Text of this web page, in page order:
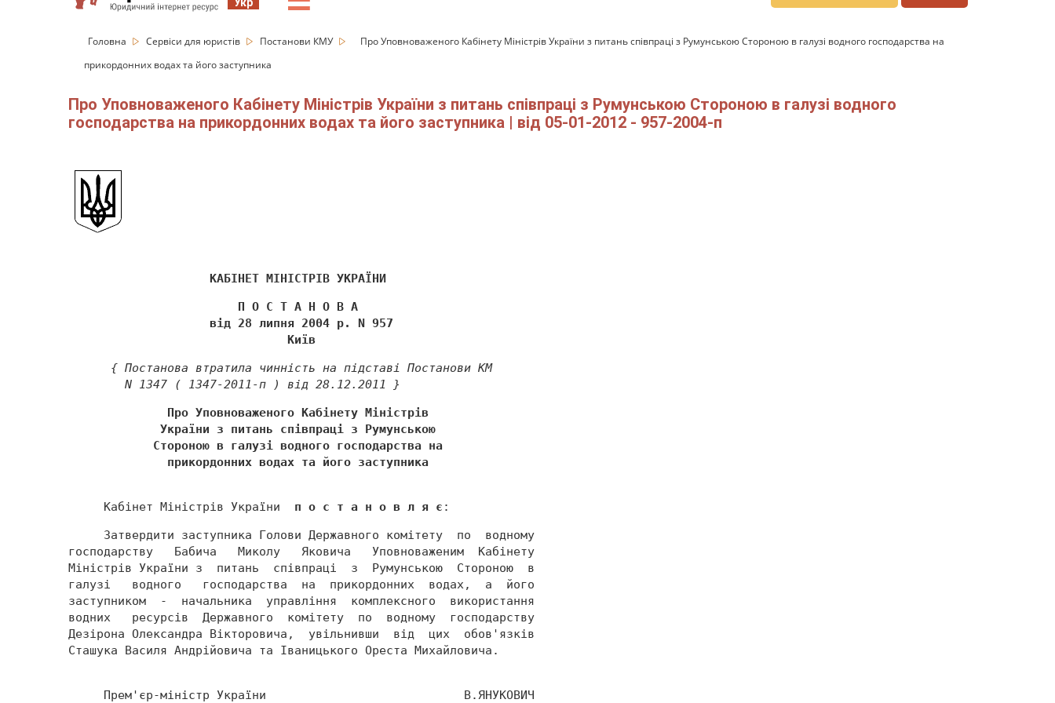
Головна Сервіси для юристів Постанови КМУ
Про Уповноваженого Кабінету Міністрів України з питань співпраці з Румунською Стороною в галузі водного господарства на
прикордонних водах та його заступника
Про Уповноваженого Кабінету Міністрів України з питань співпраці з Румунською Стороною в галузі водного
господарства на прикордонних водах та його заступника | від 05-01-2012 - 957-2004-п
                    КАБІНЕТ МІНІСТРІВ УКРАЇНИ
                        П О С Т А Н О В А
                    від 28 липня 2004 р. N 957
                               Київ
      { Постанова втратила чинність на підставі Постанови КМ
        N 1347 ( 1347-2011-п ) від 28.12.2011 }
              Про Уповноваженого Кабінету Міністрів
             України з питань співпраці з Румунською
            Стороною в галузі водного господарства на
              прикордонних водах та його заступника
     Кабінет Міністрів України
п о с т а н о в л я є :
     Затвердити заступника Голови Державного комітету  по  водному
господарству   Бабича   Миколу   Яковича   Уповноваженим  Кабінету
Міністрів України з  питань  співпраці  з  Румунською  Стороною  в
галузі   водного   господарства  на  прикордонних  водах,  а  його
заступником  -  начальника  управління  комплексного  використання
водних   ресурсів  Державного  комітету  по  водному  господарству
Дезірона Олександра Вікторовича,  увільнивши  від  цих  обов'язків
Сташука Василя Андрійовича та Іваницького Ореста Михайловича.
     Прем'єр-міністр України                            В.ЯНУКОВИЧ